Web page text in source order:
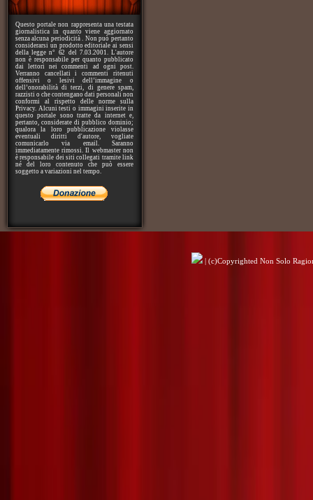
Questo portale non rappresenta una testata
giornalistica in quanto viene aggiornato
senza alcuna periodicità . Non può pertanto
considerarsi un prodotto editoriale ai sensi
della legge n° 62 del 7.03.2001. L'autore
non è responsabile per quanto pubblicato
dai lettori nei commenti ad ogni post.
Verranno cancellati i commenti ritenuti
offensivi o lesivi dell’immagine o
dell’onorabilità di terzi, di genere spam,
razzisti o che contengano dati personali non
conformi al rispetto delle norme sulla
Privacy. Alcuni testi o immagini inserite in
questo portale sono tratte da internet e,
pertanto, considerate di pubblico dominio;
qualora la loro pubblicazione violasse
eventuali diritti d'autore, vogliate
comunicarlo via email. Saranno
immediatamente rimossi. Il webmaster non
è responsabile dei siti collegati tramite link
né del loro contenuto che può essere
soggetto a variazioni nel tempo.
| (c)Copyrighted Non Solo